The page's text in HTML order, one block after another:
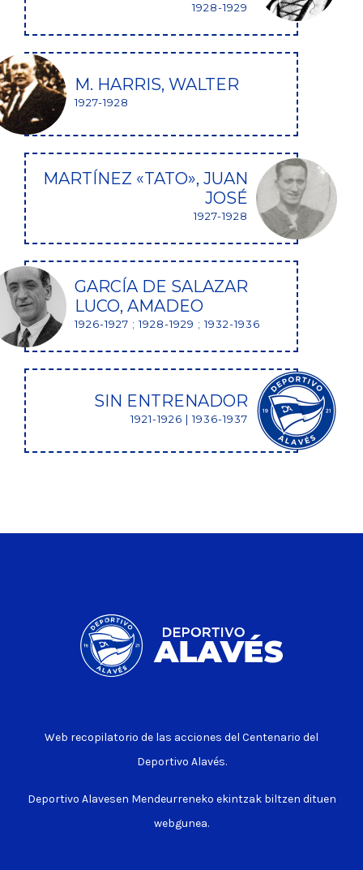
1928-1929
M. HARRIS, WALTER
1927-1928
MARTÍNEZ «TATO», JUAN
JOSÉ
1927-1928
GARCÍA DE SALAZAR
LUCO, AMADEO
1926-1927 ; 1928-1929 ; 1932-1936
SIN ENTRENADOR
1921-1926 | 1936-1937
Web recopilatorio de las acciones del Centenario del
Deportivo Alavés.
Deportivo Alavesen Mendeurreneko ekintzak biltzen dituen
webgunea.